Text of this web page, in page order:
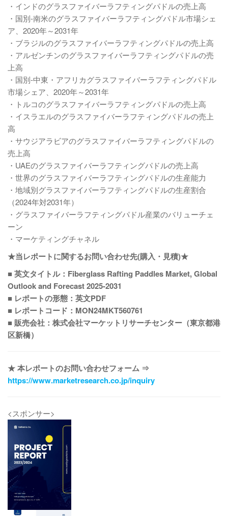
・インドのグラスファイバーラフティングパドルの売上高
・国別-南米のグラスファイバーラフティングパドル市場シェ
ア、2020年～2031年
・ブラジルのグラスファイバーラフティングパドルの売上高
・アルゼンチンのグラスファイバーラフティングパドルの売
上高
・国別-中東・アフリカグラスファイバーラフティングパドル
市場シェア、2020年～2031年
・トルコのグラスファイバーラフティングパドルの売上高
・イスラエルのグラスファイバーラフティングパドルの売上
高
・サウジアラビアのグラスファイバーラフティングパドルの
売上高
・UAEのグラスファイバーラフティングパドルの売上高
・世界のグラスファイバーラフティングパドルの生産能力
・地域別グラスファイバーラフティングパドルの生産割合
（2024年対2031年）
・グラスファイバーラフティングパドル産業のバリューチェ
ーン
・マーケティングチャネル
★当レポートに関するお問い合わせ先(購入・見積)★
■ 英文タイトル：Fiberglass Rafting Paddles Market, Global
Outlook and Forecast 2025-2031
■ レポートの形態：英文PDF
■ レポートコード：MON24MKT560761
■ 販売会社：株式会社マーケットリサーチセンター（東京都港
区新橋）
★ 本レポートのお問い合わせフォーム ⇒
https://www.marketresearch.co.jp/inquiry
<スポンサー>